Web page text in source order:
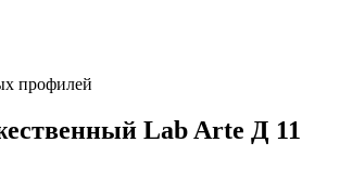
профилей
Lab Arte Д 11